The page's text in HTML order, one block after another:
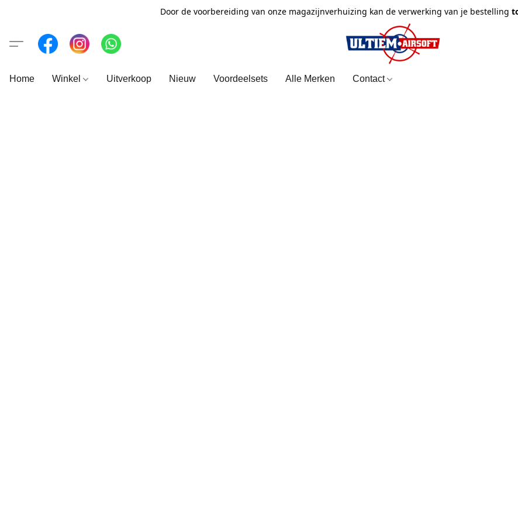
Door de voorbereiding van onze magazijnverhuizing kan de verwerking van je bestelling
Home Winkel Uitverkoop Nieuw Voordeelsets Alle Merken Contact